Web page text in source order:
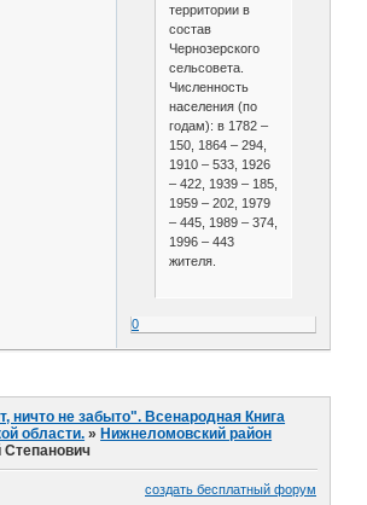
территории в
состав
Чернозерского
сельсовета.
Численность
населения (по
годам): в 1782 –
150, 1864 – 294,
1910 – 533, 1926
– 422, 1939 – 185,
1959 – 202, 1979
– 445, 1989 – 374,
1996 – 443
жителя.
0
ничто не забыто". Всенародная Книга
области. » Нижнеломовский район
Степанович
создать бесплатный форум